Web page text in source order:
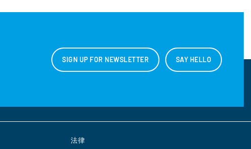
SIGN UP FOR NEWSLETTER SAY HELLO
法律